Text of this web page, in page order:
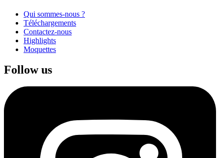
Qui sommes-nous ?
Téléchargements
Contactez-nous
Highlights
Moquettes
Follow us